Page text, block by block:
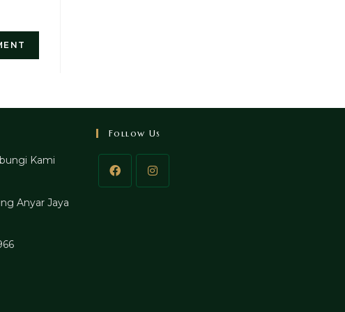
Kami
Anyar Jaya
Follow Us